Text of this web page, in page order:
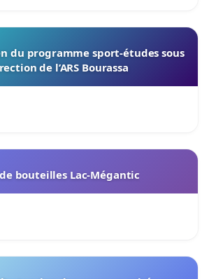
du programme sport-études sous
de l’ARS Bourassa
bouteilles Lac-Mégantic